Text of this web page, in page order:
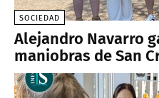
SOCIEDAD
Alejandro Navarro
maniobras de San